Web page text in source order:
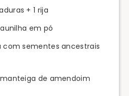
+ 1 rija
em pó
com sementes ancestrais
manteiga de amendoim